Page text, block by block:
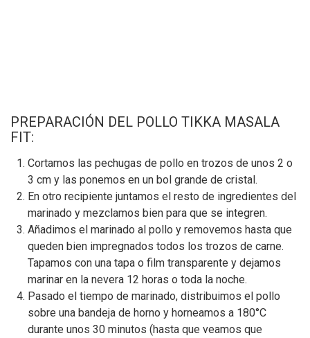
PREPARACIÓN DEL POLLO TIKKA MASALA
FIT:
Cortamos las pechugas de pollo en trozos de unos 2 o
3 cm y las ponemos en un bol grande de cristal.
En otro recipiente juntamos el resto de ingredientes del
marinado y mezclamos bien para que se integren.
Añadimos el marinado al pollo y removemos hasta que
queden bien impregnados todos los trozos de carne.
Tapamos con una tapa o film transparente y dejamos
marinar en la nevera 12 horas o toda la noche.
Pasado el tiempo de marinado, distribuimos el pollo
sobre una bandeja de horno y horneamos a 180°C
durante unos 30 minutos (hasta que veamos que